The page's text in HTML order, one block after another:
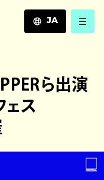
JA
ZH
ら出演
ェス